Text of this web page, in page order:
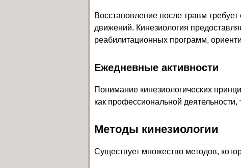
Восстановление после травм
движений. Кинезиология
реабилитационных программ,
Ежедневные активности
Понимание кинезиологических
как профессиональной
Методы кинезиологии
Существует множество методов,